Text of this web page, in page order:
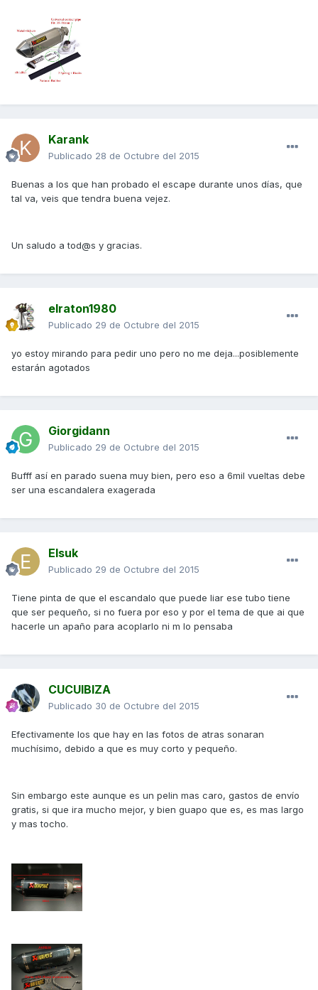
Karank
Publicado 28 de Octubre del 2015
Buenas a los que han probado el escape durante unos días, que
tal va, veis que tendra buena vejez.
Un saludo a tod@s y gracias.
elraton1980
Publicado 29 de Octubre del 2015
yo estoy mirando para pedir uno pero no me deja...posiblemente
estarán agotados
Giorgidann
Publicado 29 de Octubre del 2015
Bufff así en parado suena muy bien, pero eso a 6mil vueltas debe
ser una escandalera exagerada
Elsuk
Publicado 29 de Octubre del 2015
Tiene pinta de que el escandalo que puede liar ese tubo tiene
que ser pequeño, si no fuera por eso y por el tema de que ai que
hacerle un apaño para acoplarlo ni m lo pensaba
CUCUIBIZA
Publicado 30 de Octubre del 2015
Efectivamente los que hay en las fotos de atras sonaran
muchísimo, debido a que es muy corto y pequeño.
Sin embargo este aunque es un pelin mas caro, gastos de envío
gratis, si que ira mucho mejor, y bien guapo que es, es mas largo
y mas tocho.